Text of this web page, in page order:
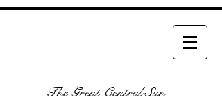
The Great Central Sun